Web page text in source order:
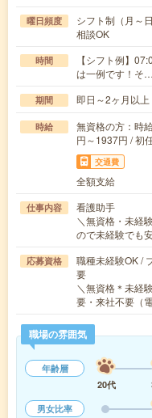
曜日頻度
シフト制（月～
相談OK
時間
【シフト例】
は一例です！そ…
期間 即日～2ヶ月以上
時給
無資格の方：時
円～1937円 / 初
交通費
全額支給
仕事内容
看護助手
＼無資格・未経
ので未経験でも
応募資格
職種未経験OK /
要
＼無資格＊未経
要・来社不要（
職場の雰囲気
年齢層
20代
男女比率